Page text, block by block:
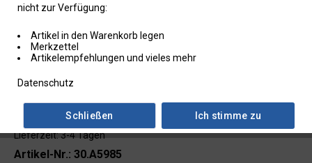
Lieferzeit: 3-4 Tagen
Artikel-Nr.: 30.A5985
nicht zur Verfügung:
Artikel in den Warenkorb legen
Merkzettel
Artikelempfehlungen und vieles mehr
Datenschutz
Ich stimme zu
Schließen